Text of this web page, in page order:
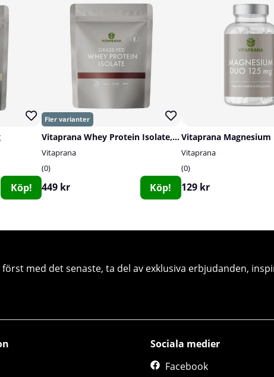
Köp!
Vitaprana Whey Protein Isolate, Grass Fed, 750 g
Vitaprana
0
449 kr Köp!
Vitaprana
0
129 kr
med det senaste, ta del av exklusiva erbjudanden,
Sociala medier
Facebook